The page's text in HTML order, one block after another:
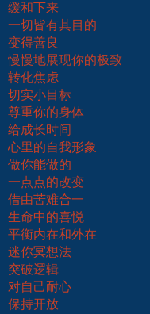
缓和下来
一切皆有其目的
变得善良
慢慢地展现你的极致
转化焦虑
切实小目标
尊重你的身体
给成长时间
心里的自我形象
做你能做的
一点点的改变
借由苦难合一
生命中的喜悦
平衡内在和外在
迷你冥想法
突破逻辑
对自己耐心
保持开放